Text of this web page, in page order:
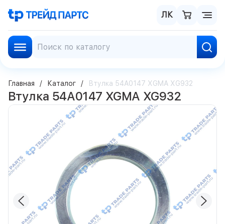
ЛК
Главная Каталог Втулка 54A0147 XGMA XG932
Втулка 54A0147 XGMA XG932